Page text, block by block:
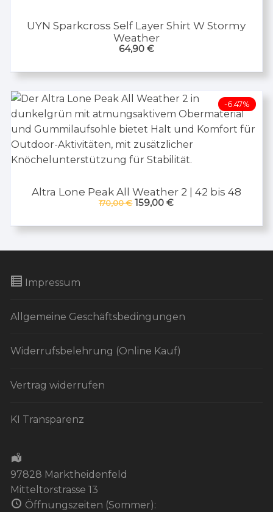
UYN Sparkcross Self Layer Shirt W Stormy
Weather
64,90 €
-6.47%
Altra Lone Peak All Weather 2 | 42 bis 48
170,00€ Ursprünglicher
170,00 €
159,00€Aktueller
159,00 €.
Impressum
Allgemeine Geschäftsbedingungen
Widerrufsbelehrung (Online Kauf)
Vertrag widerrufen
KI Transparenz
97828 Marktheidenfeld
Mitteltorstrasse 13
Öffnungszeiten (Sommer):